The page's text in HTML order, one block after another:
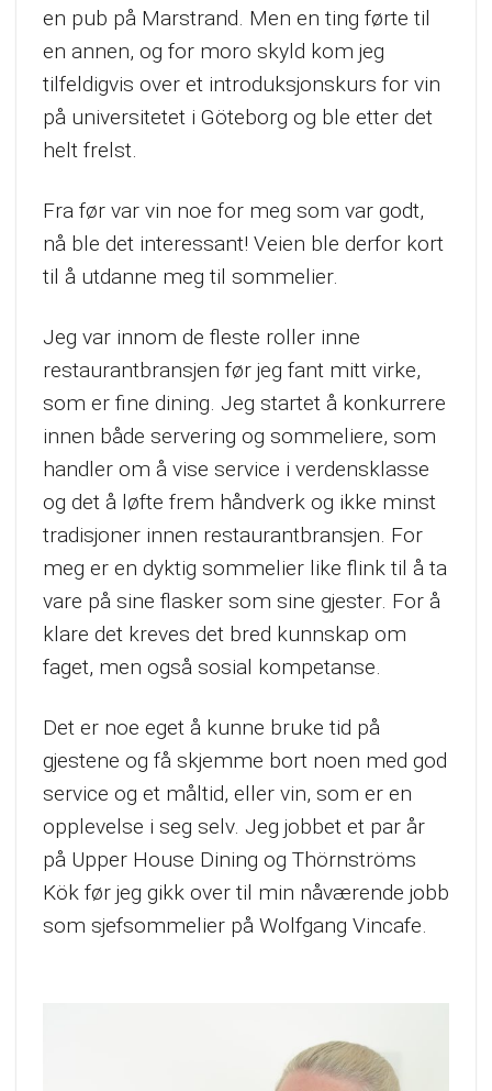
en pub på Marstrand. Men en ting førte til
en annen, og for moro skyld kom jeg
tilfeldigvis over et introduksjonskurs for vin
på universitetet i Göteborg og ble etter det
helt frelst.
Fra før var vin noe for meg som var godt,
nå ble det interessant! Veien ble derfor kort
til å utdanne meg til sommelier.
Jeg var innom de fleste roller inne
restaurantbransjen før jeg fant mitt virke,
som er fine dining. Jeg startet å konkurrere
innen både servering og sommeliere, som
handler om å vise service i verdensklasse
og det å løfte frem håndverk og ikke minst
tradisjoner innen restaurantbransjen. For
meg er en dyktig sommelier like flink til å ta
vare på sine flasker som sine gjester. For å
klare det kreves det bred kunnskap om
faget, men også sosial kompetanse.
Det er noe eget å kunne bruke tid på
gjestene og få skjemme bort noen med god
service og et måltid, eller vin, som er en
opplevelse i seg selv. Jeg jobbet et par år
på Upper House Dining og Thörnströms
Kök før jeg gikk over til min nåværende jobb
som sjefsommelier på Wolfgang Vincafe.